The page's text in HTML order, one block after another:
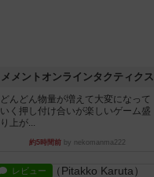
メメントオンラインタクティクス
どんどん物量が増えて大変になって
いく押し付け合いが楽しいゲーム盛
り上が...
約5時間前by nekomanma222
レビュー